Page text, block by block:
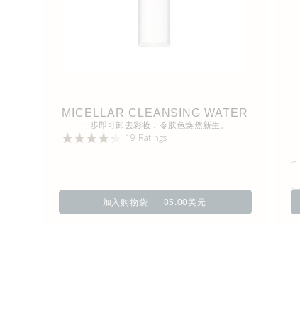
MICELLAR CLEANSING WATER
一步即可卸去彩妆，令肤色焕然新生。
19 Ratings
加入购物袋 85.00美元